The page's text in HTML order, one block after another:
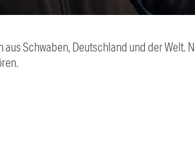
Schwaben, Deutschland und der Welt.